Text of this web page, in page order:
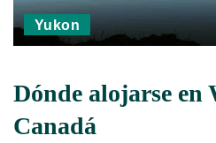
Yukon
Dónde alojarse en
Canadá